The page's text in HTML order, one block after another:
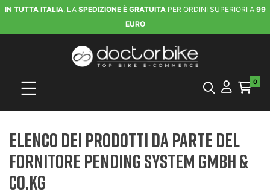
IN TUTTA ITALIA, LA SPEDIZIONE È GRATUITAPER ORDINI SUPERIORI A 99
EURO
navigazione Toggle
☰ 0
Elenco dei prodotti da parte del
fornitore PENDING SYSTEM GMBH &
CO.KG